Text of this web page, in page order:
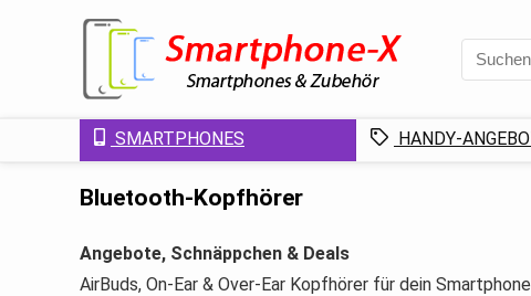
SMARTPHONES HANDY-
Bluetooth-Kopfhörer
Angebote, Schnäppchen & Deals
AirBuds, On-Ear & Over-Ear Kopfhörer für dein